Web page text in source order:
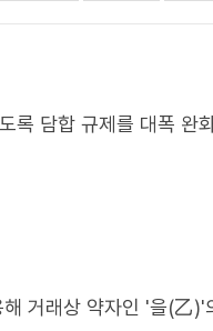
록 담합 규제를 대폭 완
거래상 약자인 '을(乙)'